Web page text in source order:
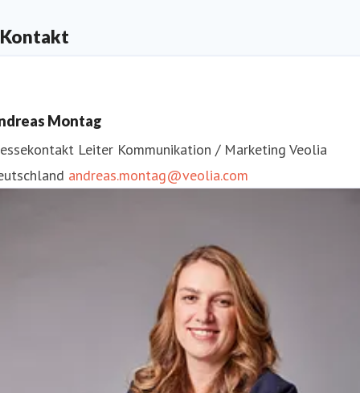
Kontakt
Montag
Leiter Kommunikation / Marketing Veolia
andreas.montag@veolia.com